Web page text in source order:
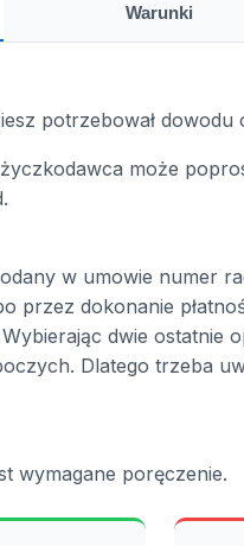
Warunki
potrzebował dowodu
może
w umowie numer
przez dokonanie
dwie ostatnie
Dlatego trzeba
wymagane poręczenie.